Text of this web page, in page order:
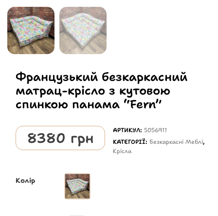
Французький безкаркасний
матрац-крісло з кутовою
спинкою панама “Fern”
8380 грн АРТИКУЛ: 5056911
КАТЕГОРІЇ: Безкаркасні Меблі,
Крісла
Колір